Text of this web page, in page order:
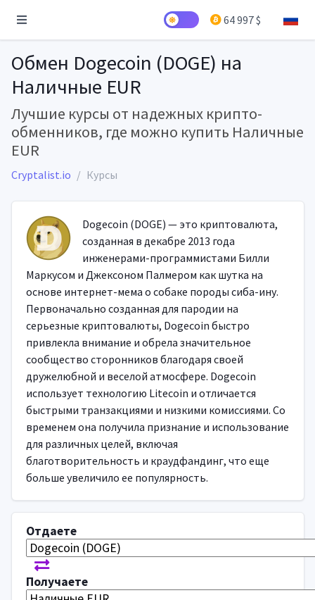
64 997 $
Обмен Dogecoin (DOGE) на
Наличные EUR
Лучшие курсы от надежных крипто-
обменников, где можно купить Наличные
EUR
Cryptalist.io Курсы
Dogecoin (DOGE) — это криптовалюта,
созданная в декабре 2013 года
инженерами-программистами Билли
Маркусом и Джексоном Палмером как шутка на
основе интернет-мема о собаке породы сиба-ину.
Первоначально созданная для пародии на
серьезные криптовалюты, Dogecoin быстро
привлекла внимание и обрела значительное
сообщество сторонников благодаря своей
дружелюбной и веселой атмосфере. Dogecoin
использует технологию Litecoin и отличается
быстрыми транзакциями и низкими комиссиями. Со
временем она получила признание и использование
для различных целей, включая
благотворительность и краудфандинг, что еще
больше увеличило ее популярность.
Отдаете
Получаете